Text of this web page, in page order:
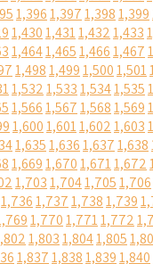
1,3961,3971,3981,399
1,4301,4311,4321,433
1,4641,4651,4661,467
1,4981,4991,5001,501
1,5321,5331,5341,535
1,5661,5671,5681,569
1,6001,6011,6021,603
1,6351,6361,6371,638
1,6691,6701,6711,672
1,7031,7041,7051,706
1,7361,7371,7381,739
1,7701,7711,772
1,8031,8041,805
1,8371,8381,8391,840